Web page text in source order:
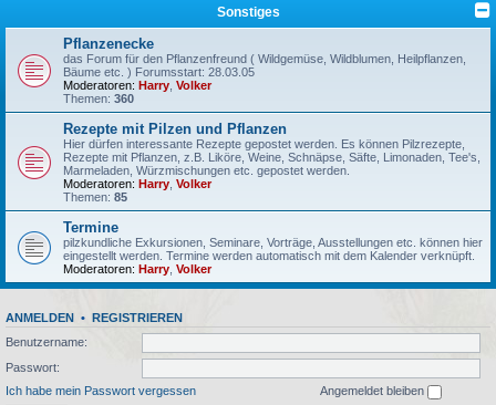
Sonstiges
Pflanzenecke
das Forum für den Pflanzenfreund ( Wildgemüse, Wildblumen, Heilpflanzen,
Bäume etc. ) Forumsstart: 28.03.05
Moderatoren: Harry Volker
Themen: 360
Rezepte mit Pilzen und Pflanzen
Hier dürfen interessante Rezepte gepostet werden. Es können Pilzrezepte,
Rezepte mit Pflanzen, z.B. Liköre, Weine, Schnäpse, Säfte, Limonaden, Tee's,
Marmeladen, Würzmischungen etc. gepostet werden.
Moderatoren: Harry Volker
Themen: 85
Termine
pilzkundliche Exkursionen, Seminare, Vorträge, Ausstellungen etc. können hier
eingestellt werden. Termine werden automatisch mit dem Kalender verknüpft.
Moderatoren: Harry Volker
ANMELDEN • REGISTRIEREN
Benutzername:
Passwort:
Ich habe mein Passwort vergessen
Angemeldet bleiben